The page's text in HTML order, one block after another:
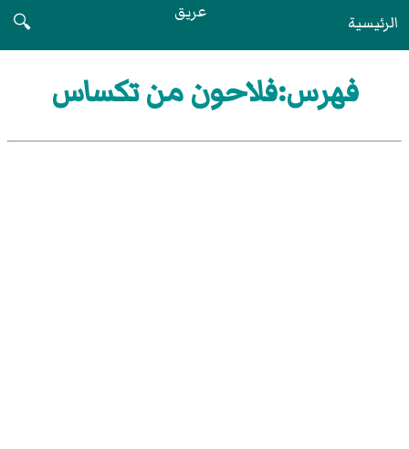
الرئيسية عريق
🔍
فهرس:فلاحون من تكساس